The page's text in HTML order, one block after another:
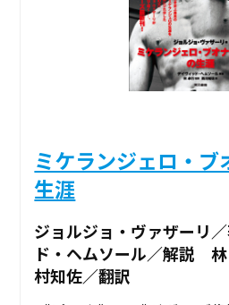
ミケランジェロ・ブ
生涯
ジョルジョ・ヴァザーリ
ド・ヘムソール／解説
村知佐／翻訳